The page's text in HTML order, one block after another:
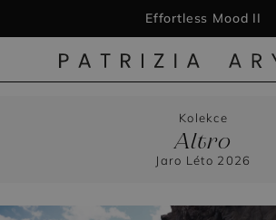
Novinky
Kolekce
Altro
Jaro Léto 2026